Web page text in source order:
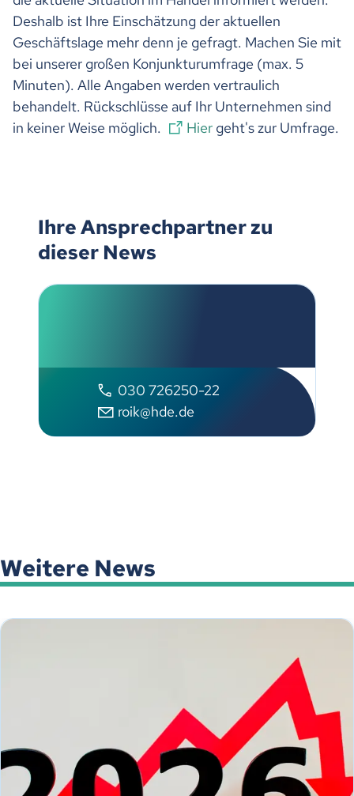
Deshalb ist Ihre Einschätzung der aktuellen
Geschäftslage mehr denn je gefragt. Machen Sie mit
bei unserer großen Konjunkturumfrage (max. 5
Minuten). Alle Angaben werden vertraulich
behandelt. Rückschlüsse auf Ihr Unternehmen sind
in keiner Weise möglich.
Hier geht's zur Umfrage.
Ihre Ansprechpartner zu
dieser News
030 726250-22
roik@hde.de
Weitere News